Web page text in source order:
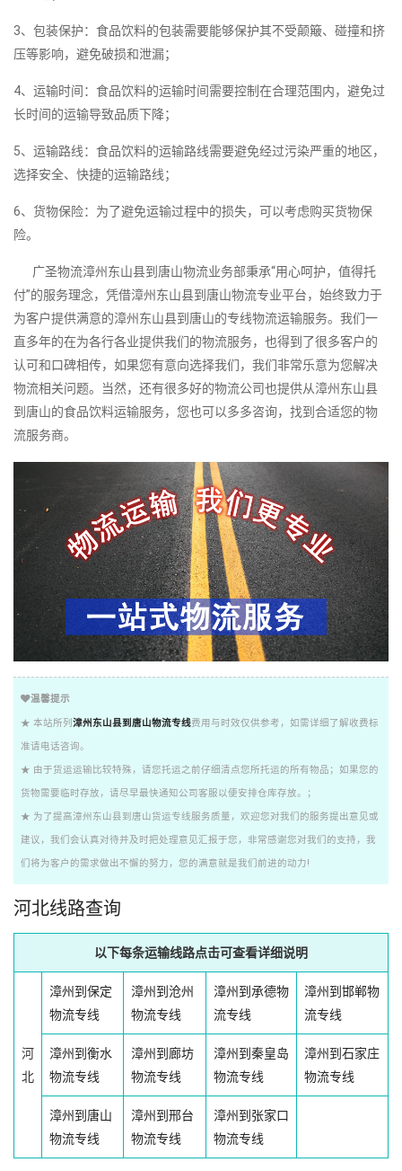
3、包装保护：食品饮料的包装需要能够保护其不受颠簸、碰撞和挤
压等影响，避免破损和泄漏；
4、运输时间：食品饮料的运输时间需要控制在合理范围内，避免过
长时间的运输导致品质下降；
5、运输路线：食品饮料的运输路线需要避免经过污染严重的地区，
选择安全、快捷的运输路线；
6、货物保险：为了避免运输过程中的损失，可以考虑购买货物保
险。
广圣物流漳州东山县到唐山物流业务部秉承“用心呵护，值得托
付”的服务理念，凭借漳州东山县到唐山物流专业平台，始终致力于
为客户提供满意的漳州东山县到唐山的专线物流运输服务。我们一
直多年的在为各行各业提供我们的物流服务，也得到了很多客户的
认可和口碑相传，如果您有意向选择我们，我们非常乐意为您解决
物流相关问题。当然，还有很多好的物流公司也提供从漳州东山县
到唐山的食品饮料运输服务，您也可以多多咨询，找到合适您的物
流服务商。
温馨提示
★ 本站所列 漳州东山县到唐山物流专线费用与时效仅供参考，如需详细了解收费标
准请电话咨询。
★ 由于货运运输比较特殊，请您托运之前仔细清点您所托运的所有物品；如果您的
货物需要临时存放，请尽早最快通知公司客服以便安排仓库存放。；
★ 为了提高漳州东山县到唐山货运专线服务质量，欢迎您对我们的服务提出意见或
建议，我们会认真对待并及时把处理意见汇报于您，非常感谢您对我们的支持，我
们将为客户的需求做出不懈的努力，您的满意就是我们前进的动力!
河北线路查询
以下每条运输线路点击可查看详细说明
河
北
漳州到保定
物流专线
漳州到沧州
物流专线
漳州到承德物
流专线
漳州到邯郸物
流专线
漳州到衡水
物流专线
漳州到廊坊
物流专线
漳州到秦皇岛
物流专线
漳州到石家庄
物流专线
漳州到唐山
物流专线
漳州到邢台
物流专线
漳州到张家口
物流专线